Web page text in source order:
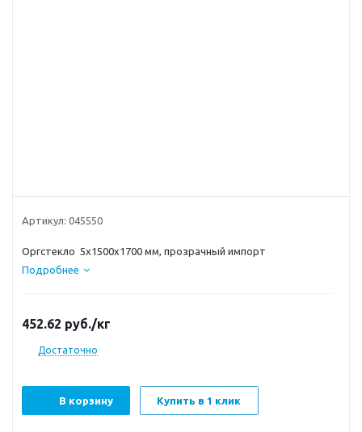
Артикул: 045550
Оргстекло 5x1500x1700 мм, прозрачный импорт
Подробнее
452.62 руб./кг
Достаточно
В корзину Купить в 1 клик